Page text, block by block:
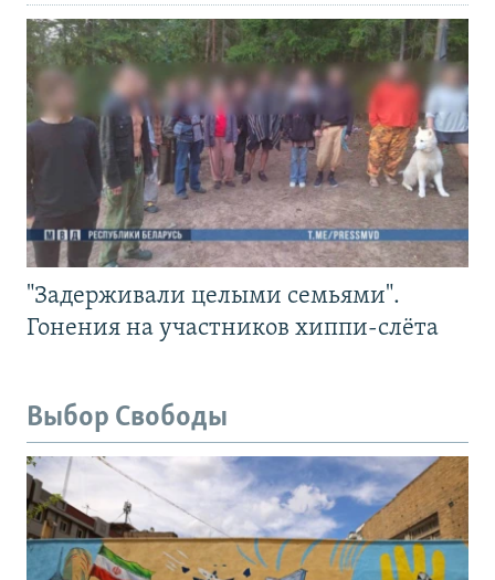
"Задерживали целыми семьями".
Гонения на участников хиппи-слёта
Выбор Свободы